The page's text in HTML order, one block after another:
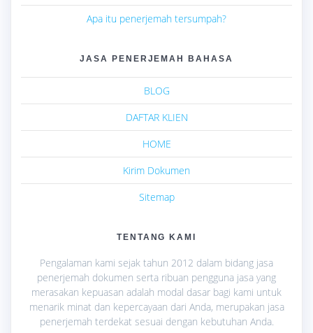
Apa itu penerjemah tersumpah?
JASA PENERJEMAH BAHASA
BLOG
DAFTAR KLIEN
HOME
Kirim Dokumen
Sitemap
TENTANG KAMI
Pengalaman kami sejak tahun 2012 dalam bidang jasa
penerjemah dokumen serta ribuan pengguna jasa yang
merasakan kepuasan adalah modal dasar bagi kami untuk
menarik minat dan kepercayaan dari Anda, merupakan jasa
penerjemah terdekat sesuai dengan kebutuhan Anda.